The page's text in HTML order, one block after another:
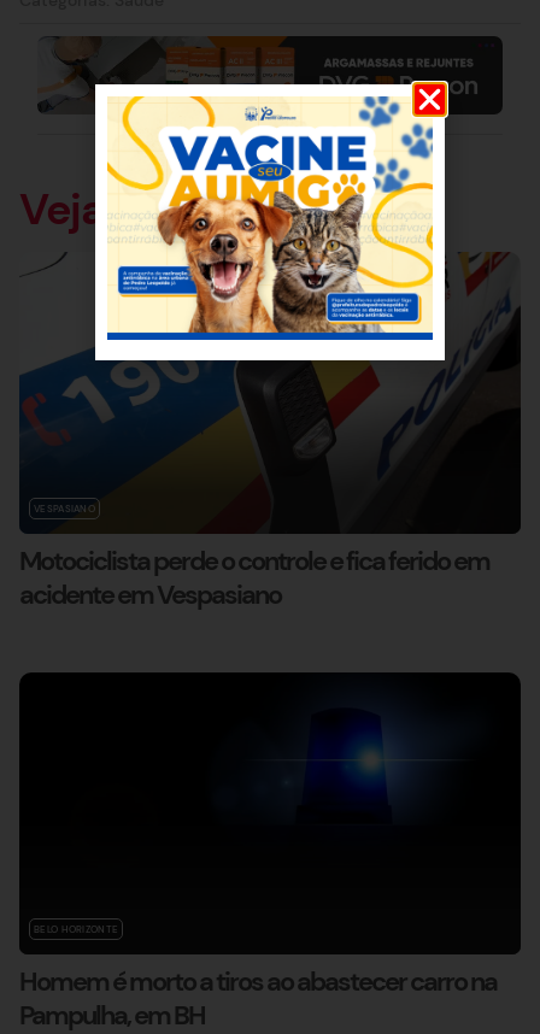
Veja também
VESPASIANO
Motociclista perde o controle e fica ferido em
acidente em Vespasiano
BELO HORIZONTE
Homem é morto a tiros ao abastecer carro na
Pampulha, em BH